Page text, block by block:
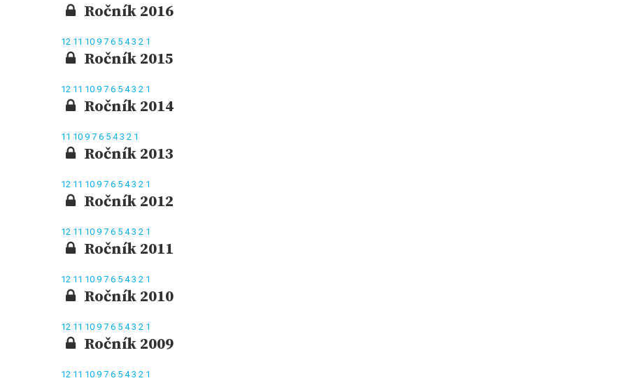
Ročník 2016
12 11 10 9 7 6 5 43 2 1
Ročník 2015
12 11 10 9 7 6 5 43 2 1
Ročník 2014
11 10 9 7 6 5 43 2 1
Ročník 2013
12 11 10 9 7 6 5 43 2 1
Ročník 2012
12 11 10 9 7 6 5 43 2 1
Ročník 2011
12 11 10 9 7 6 5 43 2 1
Ročník 2010
12 11 10 9 7 6 5 43 2 1
Ročník 2009
12 11 10 9 7 6 5 43 2 1